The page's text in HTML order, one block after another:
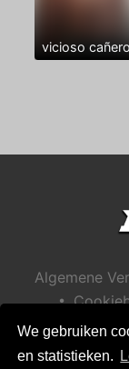
We gebruiken
en statistieken.
vicioso
Algemene
•